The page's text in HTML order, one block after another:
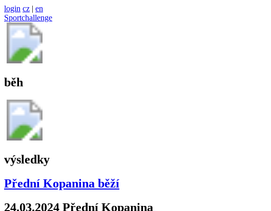
login cz | en
Sportchallenge
běh
výsledky
Přední Kopanina běží
24.03.2024 Přední Kopanina